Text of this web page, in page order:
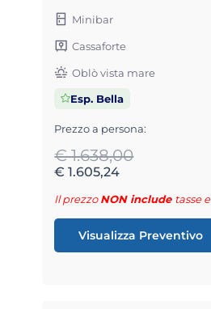
Minibar
Cassaforte
Oblò vista mare
Esp. Bella
Prezzo a persona:
€ 1.638,00
€ 1.605,24
Il prezzoNON include tasse
Visualizza Preventivo